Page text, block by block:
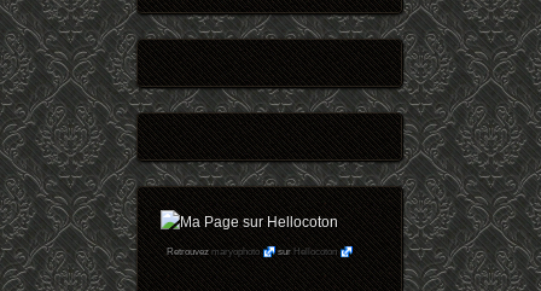
Retrouvezmaryophoto surHellocoton